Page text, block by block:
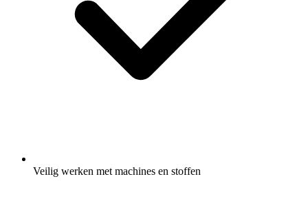
Veilig werken met machines en stoffen